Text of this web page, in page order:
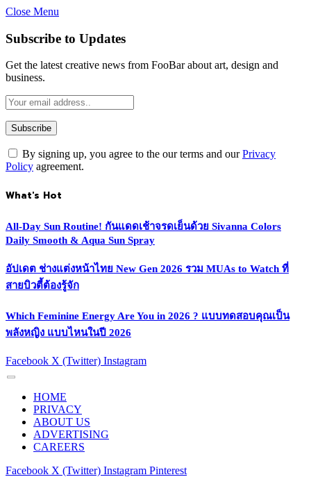
Close Menu
Subscribe to Updates
Get the latest creative news from FooBar about art, design and
business.
By signing up, you agree to the our terms and ourPrivacy
Policy agreement.
What's Hot
All-Day Sun Routine! กันแดดเช้าจรดเย็นด้วย Sivanna Colors
Daily Smooth & Aqua Sun Spray
อัปเดต ช่างแต่งหน้าไทย New Gen 2026 รวม MUAs to Watch ที่
สายบิวตี้ต้องรู้จัก
Which Feminine Energy Are You in 2026 ? แบบทดสอบคุณเป็น
พลังหญิง แบบไหนในปี 2026
Facebook X (Twitter) Instagram
HOME
PRIVACY
ABOUT US
ADVERTISING
CAREERS
Facebook X (Twitter) Instagram Pinterest